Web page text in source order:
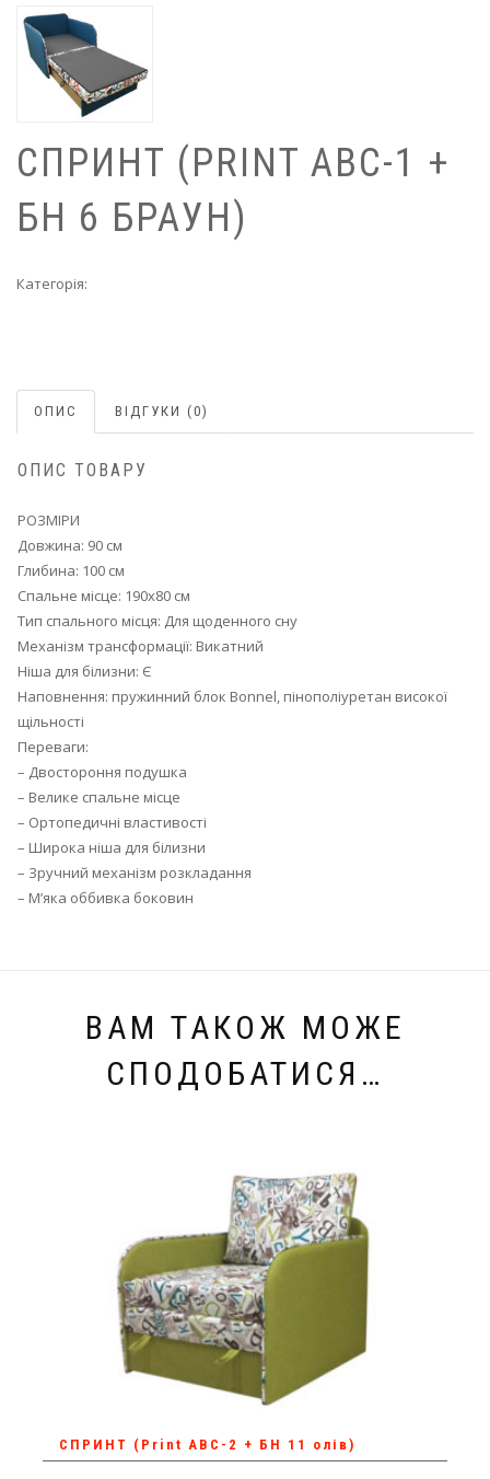
СПРИНТ (PRINT ABC-1 +
БН 6 БРАУН)
Категорія:
ОПИС ВІДГУКИ (0)
ОПИС ТОВАРУ
РОЗМІРИ
Довжина: 90 см
Глибина: 100 см
Спальне місце: 190х80 см
Тип спального місця: Для щоденного сну
Механізм трансформації: Викатний
Ніша для білизни: Є
Наповнення: пружинний блок Bonnel, пінополіуретан високої
щільності
Переваги:
– Двостороння подушка
– Велике спальне місце
– Ортопедичні властивості
– Широка ніша для білизни
– Зручний механізм розкладання
– М’яка оббивка боковин
ВАМ ТАКОЖ МОЖЕ
СПОДОБАТИСЯ…
СПРИНТ (Print АВС-2 + БН 11 олів)